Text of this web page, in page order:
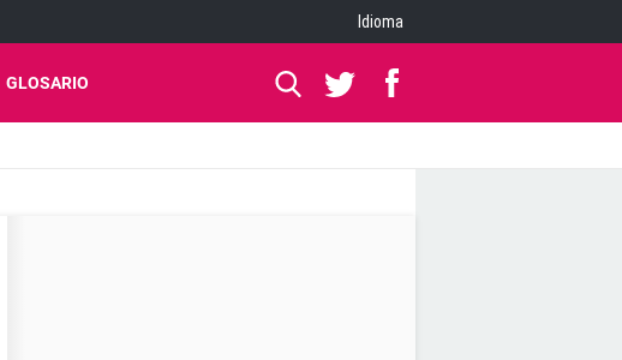
Idioma
GLOSARIO